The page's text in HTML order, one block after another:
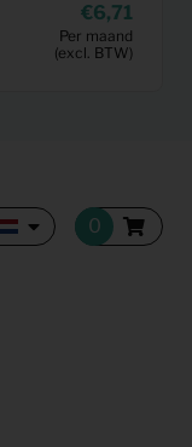
6,71
Per maand
(excl. BTW)